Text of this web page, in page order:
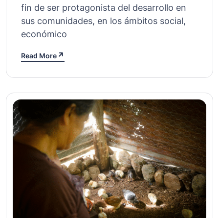
fin de ser protagonista del desarrollo en
sus comunidades, en los ámbitos social,
económico
Read More